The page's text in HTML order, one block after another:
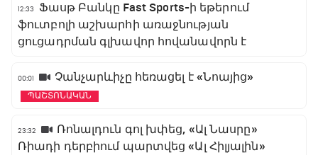
12:33
Ֆասթ Բանկը Fast Sports-ի եթերում
ֆուտբոլի աշխարհի առաջնության
ցուցադրման գլխավոր հովանավորն է
00:01 Չանչարևիչը հեռացել է «Նոայից»
ՊԱՇՏՈՆԱԿԱՆ
23:32
Ռոնալդուն գոլ խփեց, «Ալ Նասրը»
Ռիադի դերբիում պարտվեց «Ալ Հիլյալին»